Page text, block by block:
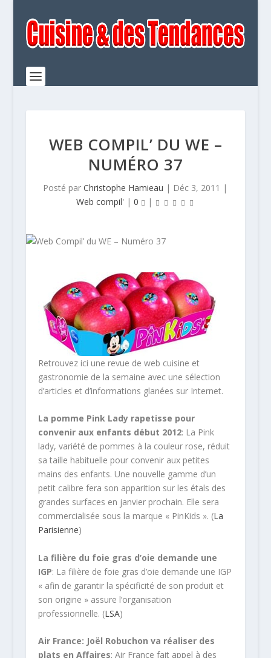
WEB COMPIL’ DU WE –
NUMÉRO 37
Posté parChristophe Hamieau | Déc 3, 2011 |
Web compil' | 0 |
Retrouvez ici une revue de web cuisine et
gastronomie de la semaine avec une sélection
d’articles et d’informations glanées sur Internet.
La pomme Pink Lady rapetisse pour
convenir aux enfants début 2012: La Pink
lady, variété de pommes à la couleur rose, réduit
sa taille habituelle pour convenir aux petites
mains des enfants. Une nouvelle gamme d’un
petit calibre fera son apparition sur les étals des
grandes surfaces en janvier prochain. Elle sera
commercialisée sous la marque « PinKids ». (La
Parisienne)
La filière du foie gras d’oie demande une
IGP: La filière de foie gras d’oie demande une IGP
« afin de garantir la spécificité de son produit et
son origine » assure l’organisation
professionnelle. (LSA)
Air France: Joël Robuchon va réaliser des
plats en Affaires: Air France fait appel à des